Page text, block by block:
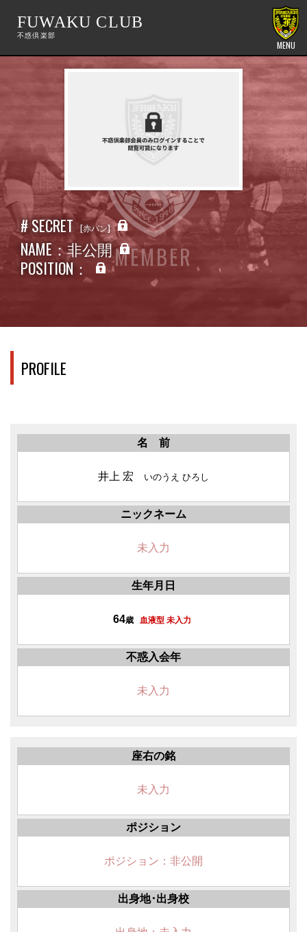
FUWAKU CLUB
MENU
MEMBER
# SECRET 赤パン
NAME：非公開
POSITION：
PROFILE
名 前
井上 宏 いのうえ ひろし
ニックネーム
未入力
生年月日
64歳 血液型 未入力
不惑入会年
未入力
座右の銘
未入力
ポジション
ポジション：非公開
出身地･出身校